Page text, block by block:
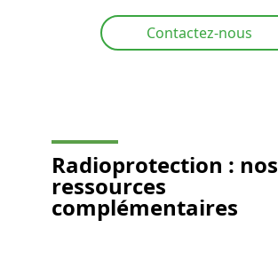
Contactez-nous
Radioprotection : nos
ressources
complémentaires